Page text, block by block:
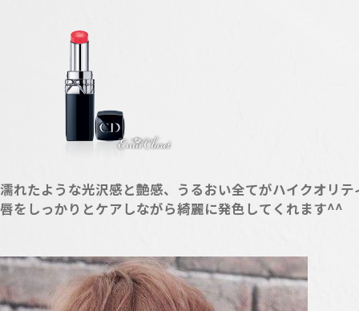
濡れたような光沢感と艶感、うるおい全てがハイクオリ
唇をしっかりとケアしながら綺麗に発色してくれます^^